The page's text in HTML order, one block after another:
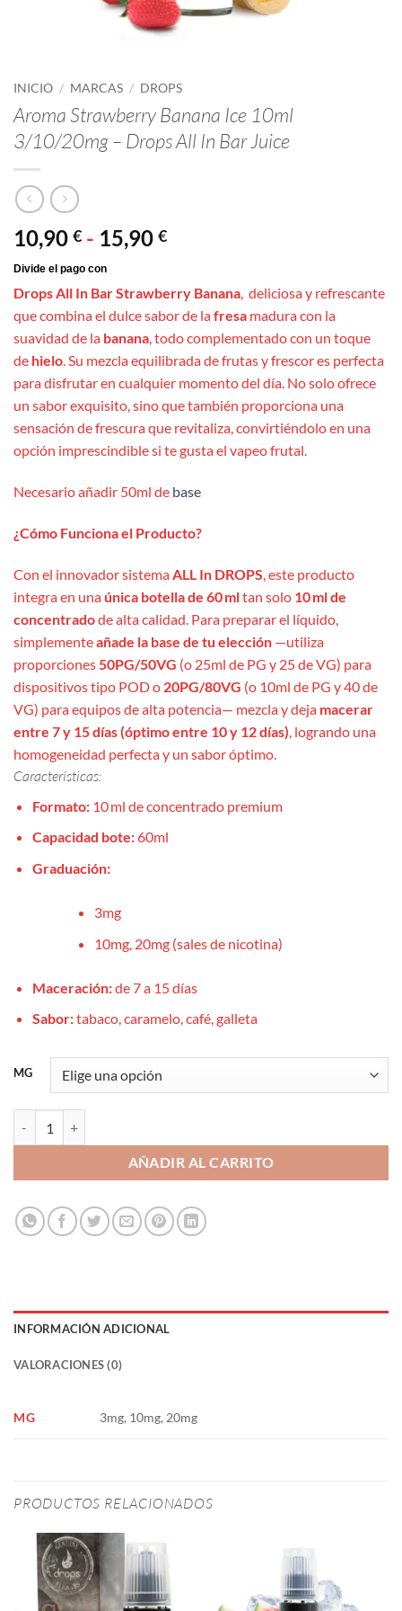
INICIO / MARCAS / DROPS
Aroma Strawberry Banana Ice 10ml
3/10/20mg – Drops All In Bar Juice
10,90 € - 15,90 €Rango
desde
10,90 €
hasta
15,90 €
Drops All In Bar Strawberry Banana, deliciosa y refrescante
que combina el dulce sabor de lafresa madura con la
suavidad de la banana, todo complementado con un toque
de hielo. Su mezcla equilibrada de frutas y frescor es perfecta
para disfrutar en cualquier momento del día. No solo ofrece
un sabor exquisito, sino que también proporciona una
sensación de frescura que revitaliza, convirtiéndolo en una
opción imprescindible si te gusta el vapeo frutal.
Necesario añadir 50ml de base
¿Cómo Funciona el Producto?
Con el innovador sistemaALL In DROPS, este producto
integra en una única botella de 60 mltan solo 10 ml de
concentradode alta calidad. Para preparar el líquido,
simplementeañade la base de tu elección —utiliza
proporciones50PG/50VG (o 25ml de PG y 25 de VG) para
dispositivos tipo POD o 20PG/80VG (o 10ml de PG y 40 de
VG) para equipos de alta potencia— mezcla y deja macerar
entre 7 y 15 días (óptimo entre 10 y 12 días), logrando una
homogeneidad perfecta y un sabor óptimo.
Características:
Formato: 10 ml de concentrado premium
Capacidad bote:60ml
Graduación:
3mg
10mg, 20mg (sales de nicotina)
Maceración:de 7 a 15 días
Sabor:tabaco, caramelo, café, galleta
MG
AÑADIR AL CARRITO
INFORMACIÓN ADICIONAL
VALORACIONES (0)
MG 3mg, 10mg, 20mg
PRODUCTOS RELACIONADOS